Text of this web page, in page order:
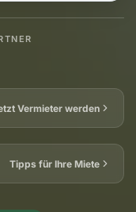
Vermieter werden
Tipps für Ihre Miete